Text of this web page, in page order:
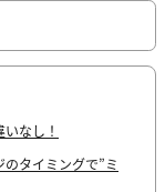
なし！
タイミングで”ミ